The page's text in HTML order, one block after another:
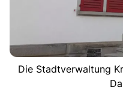
Die Stadtverwaltung